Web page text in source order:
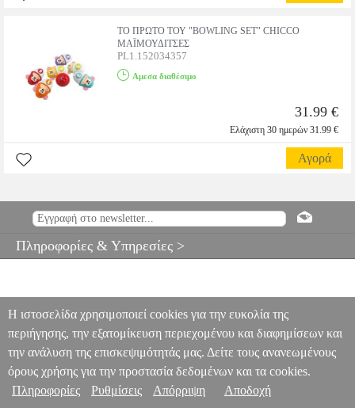
ΤΟ ΠΡΩΤΟ ΤΟΥ "BOWLING SET" CHICCO
ΜΑΪΜΟΥΔΙΤΣΕΣ
PL1.152034357
Αμεσα διαθέσιμο
31.99 €
Ελάχιστη 30 ημερών 31.99 €
Αγορά
Πληροφορίες & Υπηρεσίες >
Η ιστοσελίδα χρησιμοποιεί cookies για την ευκολία της
περιήγησης, την εξατομίκευση περιεχομένου και διαφημίσεων και
την ανάλυση της επισκεψιμότητάς μας. Δείτε τους ανανεωμένους
όρους χρήσης για την προστασία δεδομένων και τα cookies.
Πληροφορίες
Ρυθμίσεις Απόρριψη Αποδοχή